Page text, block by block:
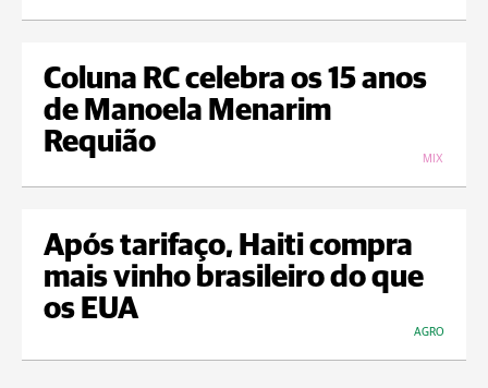
Coluna RC celebra os 15 anos
de Manoela Menarim
Requião
MIX
Após tarifaço, Haiti compra
mais vinho brasileiro do que
os EUA
AGRO